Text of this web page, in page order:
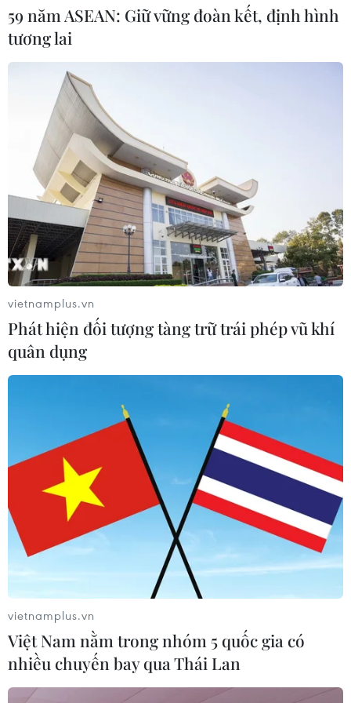
Đề xuất 5 nhóm chính sách sửa đổi
Luật Trưng mua, trưng dụng tài sản
04/08/2026 11:56
UBS bị phạt 125 triệu USD vì vi phạm
luật chống rửa tiền
04/08/2026 04:58
Xem thêm
Tổng Biên tập: TRẦN TIẾN DUẨN
Phó Tổng Biên tập: NGUYỄN THỊ TÁM, KHÚC THANH
THỦY
Sở hữu trí tuệ
Quy định sử dụng
RSS
Ngôn ngữ
TTXVN
Dịch vụ tin
Quảng cáo
Liên hệ
59 năm ASEAN: Giữ vững đoàn kết, định hình
tương lai
vietnamplus.vn
Phát hiện đối tượng tàng trữ trái phép vũ khí
quân dụng
vietnamplus.vn
Việt Nam nằm trong nhóm 5 quốc gia có
nhiều chuyến bay qua Thái Lan